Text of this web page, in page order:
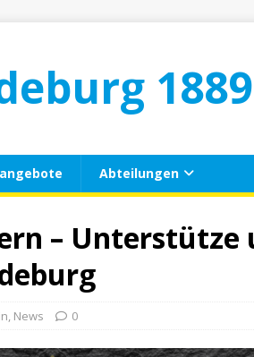
Abteilungen
– Unterstütze
, News 0